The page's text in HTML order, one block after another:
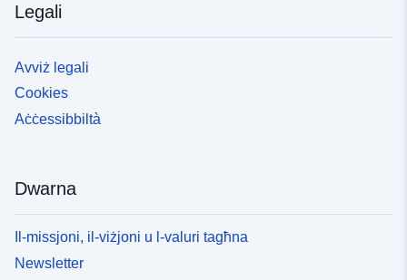
Legali
Avviż legali
Cookies
Aċċessibbiltà
Dwarna
Il-missjoni, il-viżjoni u l-valuri tagħna
Newsletter